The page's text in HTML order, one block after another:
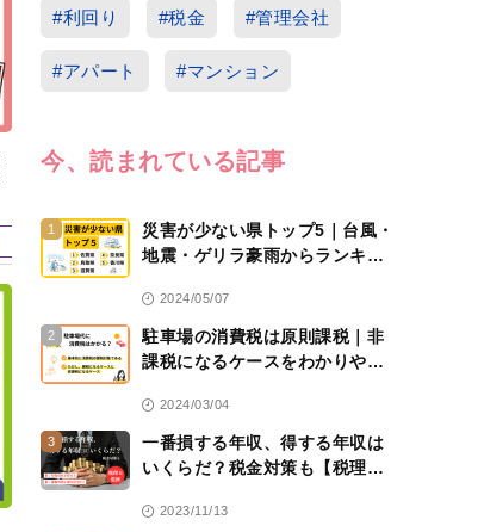
#利回り #税金 #管理会社
#アパート #マンション
今、読まれている記事
1
災害が少ない県トップ5｜台風・
地震・ゲリラ豪雨からランキン
2024/05/07
2
駐車場の消費税は原則課税｜非
課税になるケースをわかりやす
2024/03/04
3
一番損する年収、得する年収は
いくらだ？税金対策も【税理士
2023/11/13